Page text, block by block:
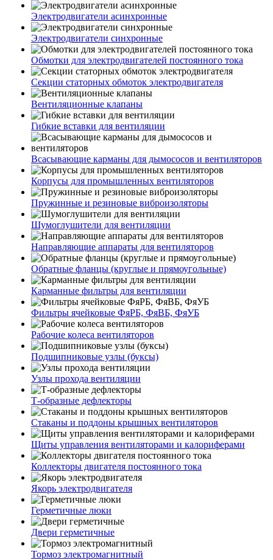
Электродвигатели асинхронные
Электродвигатели синхронные
Обмотки для электродвигателей постоянного тока
Секции статорных обмоток электродвигателя
Вентиляционные клапаны
Гибкие вставки для вентиляции
Всасывающие карманы для дымососов и вентиляторов
Корпусы для промышленных вентиляторов
Пружинные и резиновые виброизоляторы
Шумоглушители для вентиляции
Направляющие аппараты для вентиляторов
Обратные фланцы (круглые и прямоугольные)
Карманные фильтры для вентиляции
Фильтры ячейковые ФяРБ, ФяВБ, ФяУБ
Рабочие колеса вентиляторов
Подшипниковые узлы (буксы)
Узлы прохода вентиляции
Т-образные дефлекторы
Стаканы и поддоны крышных вентиляторов
Щиты управления вентиляторами и калориферами
Коллекторы двигателя постоянного тока
Якорь электродвигателя
Герметичные люки
Двери герметичные
Тормоз электромагнитный